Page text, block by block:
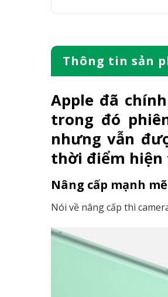
Thông tin sản
Apple đã
trong đó
nhưng vẫn
thời điểm hiện
Nâng cấp mạnh
Nói về nâng cấp thì